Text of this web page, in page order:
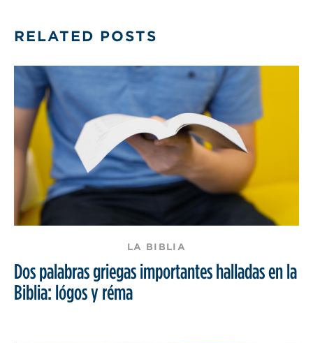
RELATED POSTS
LA BIBLIA
Dos palabras griegas importantes halladas en la
Biblia: lógos y réma